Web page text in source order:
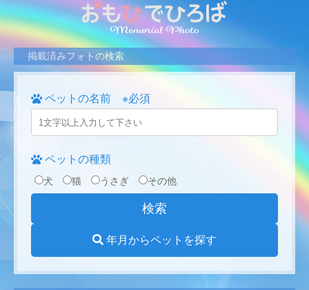
掲載済みフォトの検索
ペットの名前 ※必須
ペットの種類
犬 猫 うさぎ その他
年月からペットを探す